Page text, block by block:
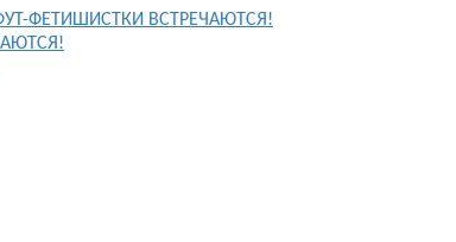
ФЕТИШИСТКИ ВСТРЕЧАЮТСЯ!